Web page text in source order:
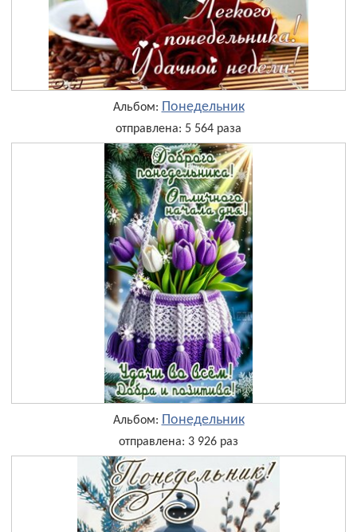
Альбом: Понедельник
отправлена: 5 564 раза
Альбом: Понедельник
отправлена: 3 926 раз